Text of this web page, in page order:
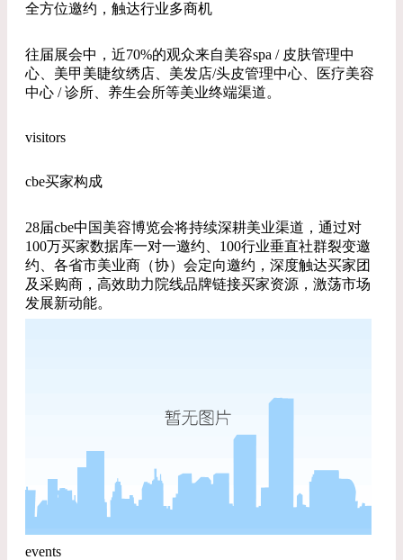
全方位邀约，触达行业多商机
往届展会中，近70%的观众来自美容spa / 皮肤管理中
心、美甲美睫纹绣店、美发店/头皮管理中心、医疗美容
中心 / 诊所、养生会所等美业终端渠道。
visitors
cbe买家构成
28届cbe中国美容博览会将持续深耕美业渠道，通过对
100万买家数据库一对一邀约、100行业垂直社群裂变邀
约、各省市美业商（协）会定向邀约，深度触达买家团
及采购商，高效助力院线品牌链接买家资源，激荡市场
发展新动能。
events